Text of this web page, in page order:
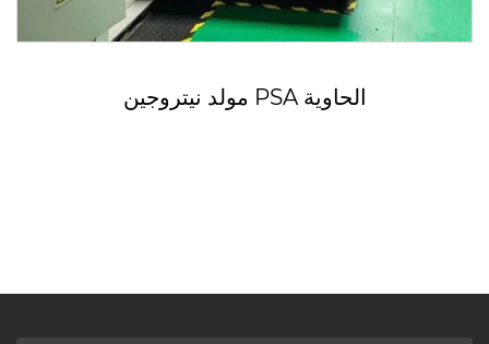
مولد نيتروجين PSA الحاوية